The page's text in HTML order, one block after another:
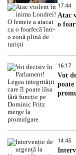
17:44
Atac
o
16:17
Vot
14:45